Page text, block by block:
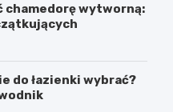
chamedorę wytworną:
do łazienki wybrać?